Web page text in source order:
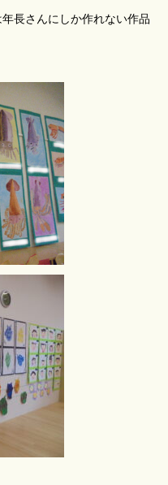
長さんにしか作れない作品